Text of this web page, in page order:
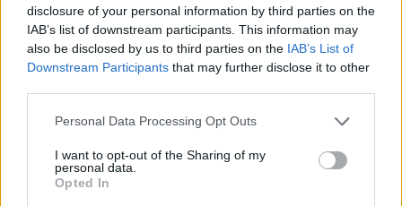
disclosure of your personal information by third parties on the
IAB’s list of downstream participants. This information may
also be disclosed by us to third parties on the IAB’s List of
Downstream Participants that may further disclose it to other
Personal Data Processing Opt Outs
I want to opt-out of the Sharing of my
personal data.
Opted In
Titolare 28 - 73%
Entrato 2 - 5 %
Squalificato 0 - 0%
Infortunato 0 - 0%
Inutilizzato